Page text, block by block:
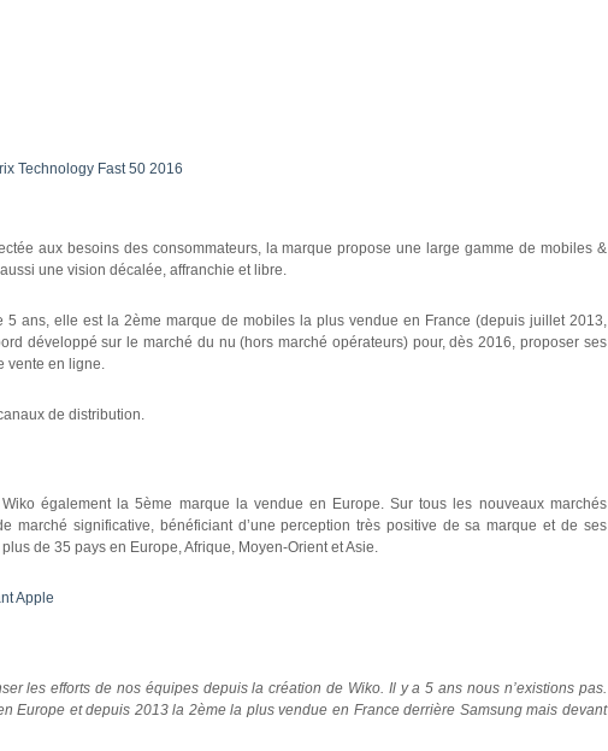
Technology Fast 50 2016
aux besoins des consommateurs, la marque propose une large gamme de mobiles &
une vision décalée, affranchie et libre.
ans, elle est la 2ème marque de mobiles la plus vendue en France (depuis juillet 2013,
développé sur le marché du nu (hors marché opérateurs) pour, dès 2016, proposer ses
vente en ligne.
de distribution.
également la 5ème marque la vendue en Europe. Sur tous les nouveaux marchés
marché significative, bénéficiant d’une perception très positive de sa marque et de ses
de 35 pays en Europe, Afrique, Moyen-Orient et Asie.
Apple
les efforts de nos équipes depuis la création de Wiko. Il y a 5 ans nous n’existions pas.
Europe et depuis 2013 la 2ème la plus vendue en France derrière Samsung mais devant